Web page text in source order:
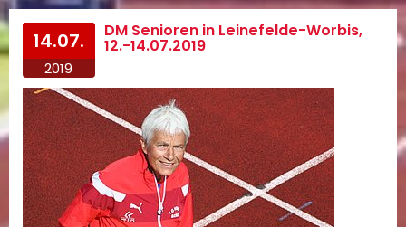
14.07.
2019
DM Senioren in Leinefelde-Worbis,
12.-14.07.2019